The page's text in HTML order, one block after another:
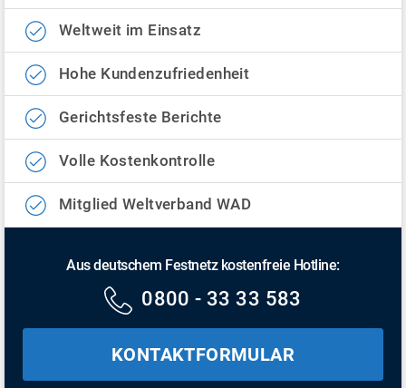
Weltweit im Einsatz
Hohe Kundenzufriedenheit
Gerichtsfeste Berichte
Volle Kostenkontrolle
Mitglied Weltverband WAD
Aus deutschem Festnetz kostenfreie Hotline:
0800 - 33 33 583
KONTAKTFORMULAR